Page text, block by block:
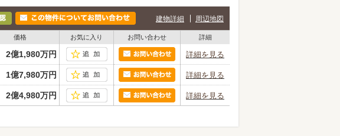
建物詳細 周辺地図
価格 お気に入り お問い合わせ 詳細
2億1,980万円 詳細を見る
1億7,980万円 詳細を見る
2億4,980万円 詳細を見る